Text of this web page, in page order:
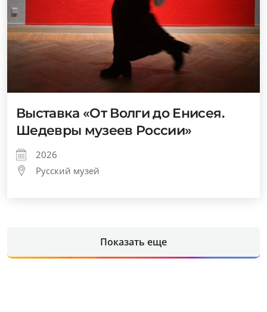
Выставка «От Волги до Енисея.
Шедевры музеев России»
2026
Русский музей
Показать еще